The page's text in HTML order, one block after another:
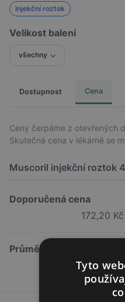
injekční roztok
Velikost balení
všechny
Dostupnost Cena
Ceny čerpáme z otevřených
Skutečná cena v lékárně se
Muscoril injekční roztok
Doporučená cena
172,20 Kč
Průměrná cena
171,65 Kč
Tyto